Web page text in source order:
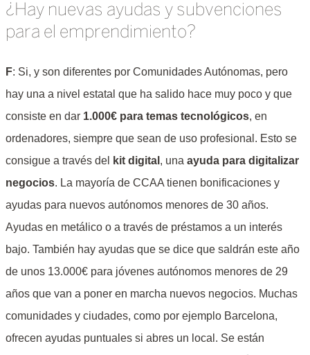
¿Hay nuevas ayudas y subvenciones
para el emprendimiento?
F: Si, y son diferentes por Comunidades Autónomas, pero
hay una a nivel estatal que ha salido hace muy poco y que
consiste en dar 1.000€ para temas tecnológicos, en
ordenadores, siempre que sean de uso profesional. Esto se
consigue a través del
kit digital , una ayuda para digitalizar
negocios. La mayoría de CCAA tienen bonificaciones y
ayudas para nuevos autónomos menores de 30 años.
Ayudas en metálico o a través de préstamos a un interés
bajo. También hay ayudas que se dice que saldrán este año
de unos 13.000€ para jóvenes autónomos menores de 29
años que van a poner en marcha nuevos negocios. Muchas
comunidades y ciudades, como por ejemplo Barcelona,
ofrecen ayudas puntuales si abres un local. Se están